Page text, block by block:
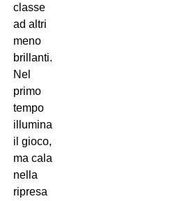
classe
ad altri
meno
brillanti.
Nel
primo
tempo
illumina
il gioco,
ma cala
nella
ripresa